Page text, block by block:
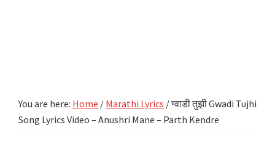
You are here: Home / Marathi Lyrics /ग्वाडी तुझी Gwadi Tujhi
Song Lyrics Video – Anushri Mane – Parth Kendre